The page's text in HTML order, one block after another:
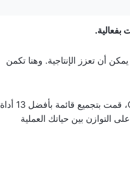
بفعالية.
أن تعزز الإنتاجية. وهنا تكمن
بناءً على تجربتي مع أدوات إدارة التقويم وأبحاث فريق ClickUp، قمت بتجميع قائمة بأفضل 13 أداة
التوازن بين حياتك العملية